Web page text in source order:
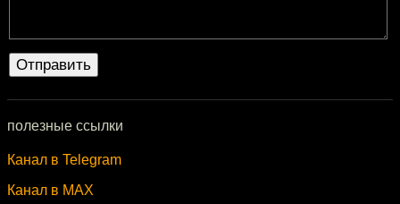
полезные ссылки
Канал в Telegram
Канал в MAX